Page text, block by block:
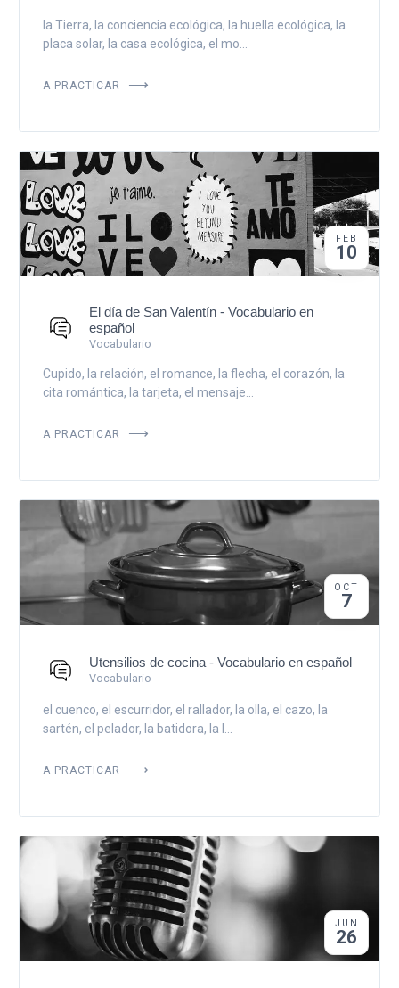
la Tierra, la conciencia ecológica, la huella ecológica, la
placa solar, la casa ecológica, el mo...
A PRACTICAR
FEB
10
El día de San Valentín - Vocabulario en
español
Vocabulario
Cupido, la relación, el romance, la flecha, el corazón, la
cita romántica, la tarjeta, el mensaje...
A PRACTICAR
OCT
7
Utensilios de cocina - Vocabulario en español
Vocabulario
el cuenco, el escurridor, el rallador, la olla, el cazo, la
sartén, el pelador, la batidora, la l...
A PRACTICAR
JUN
26